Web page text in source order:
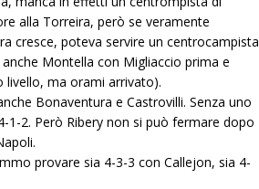
alla Torreira, però se veramente
cresce, poteva servire un centrocampista
anche Montella con Migliaccio prima e
livello, ma orami arrivato).
Bonaventura e Castrovilli. Senza uno
1-2. Però Ribery non si può fermare dopo
provare sia 4-3-3 con Callejon, sia 4-